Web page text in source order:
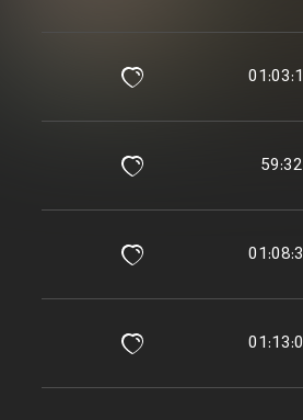
59:32